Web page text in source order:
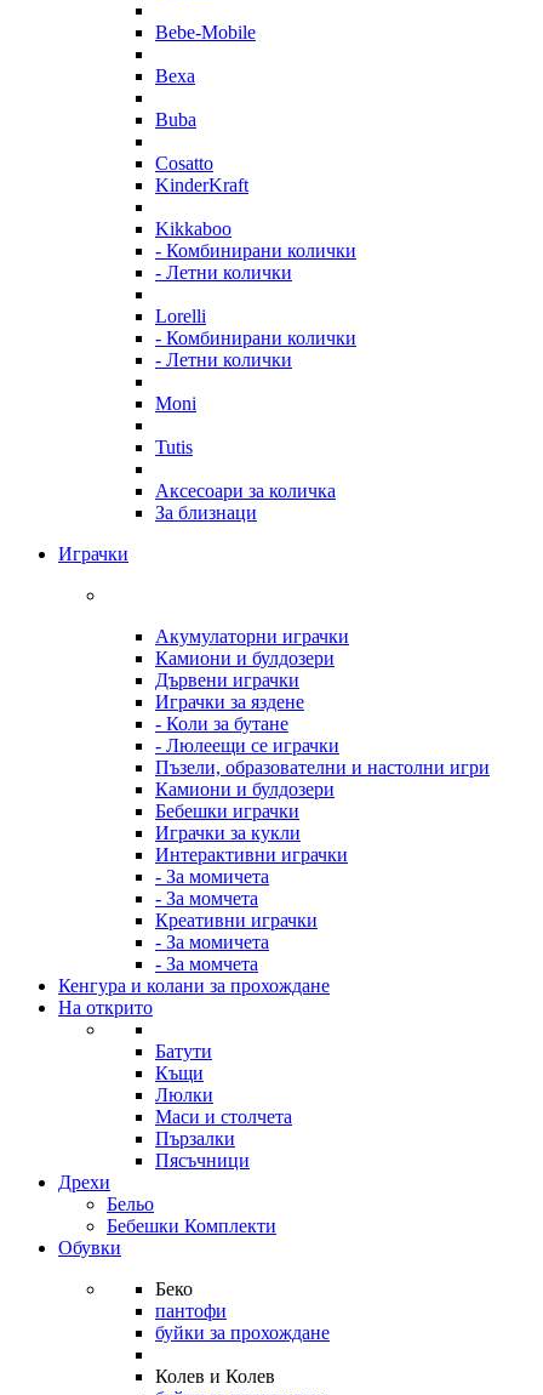
Bebe-Mobile
Bexa
Buba
Cosatto
KinderKraft
Kikkaboo
- Комбинирани колички
- Летни колички
Lorelli
- Комбинирани колички
- Летни колички
Moni
Tutis
Аксесоари за количка
За близнаци
Играчки
Акумулаторни играчки
Камиони и булдозери
Дървени играчки
Играчки за яздене
- Коли за бутане
- Люлеещи се играчки
Пъзели, образователни и настолни игри
Камиони и булдозери
Бебешки играчки
Играчки за кукли
Интерактивни играчки
- За момичета
- За момчета
Креативни играчки
- За момичета
- За момчета
Кенгура и колани за прохождане
На открито
Батути
Къщи
Люлки
Маси и столчета
Пързалки
Пясъчници
Дрехи
Бельо
Бебешки Комплекти
Обувки
Беко
пантофи
буйки за прохождане
Колев и Колев